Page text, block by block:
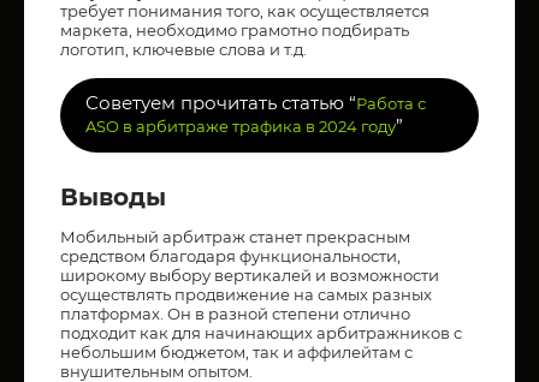
требует понимания того, как осуществляется
маркета, необходимо грамотно подбирать
логотип, ключевые слова и т.д.
Советуем прочитать статью “Работа с
ASO в арбитраже трафика в 2024 году”
Выводы
Мобильный арбитраж станет прекрасным
средством благодаря функциональности,
широкому выбору вертикалей и возможности
осуществлять продвижение на самых разных
платформах. Он в разной степени отлично
подходит как для начинающих арбитражников с
небольшим бюджетом, так и аффилейтам с
внушительным опытом.